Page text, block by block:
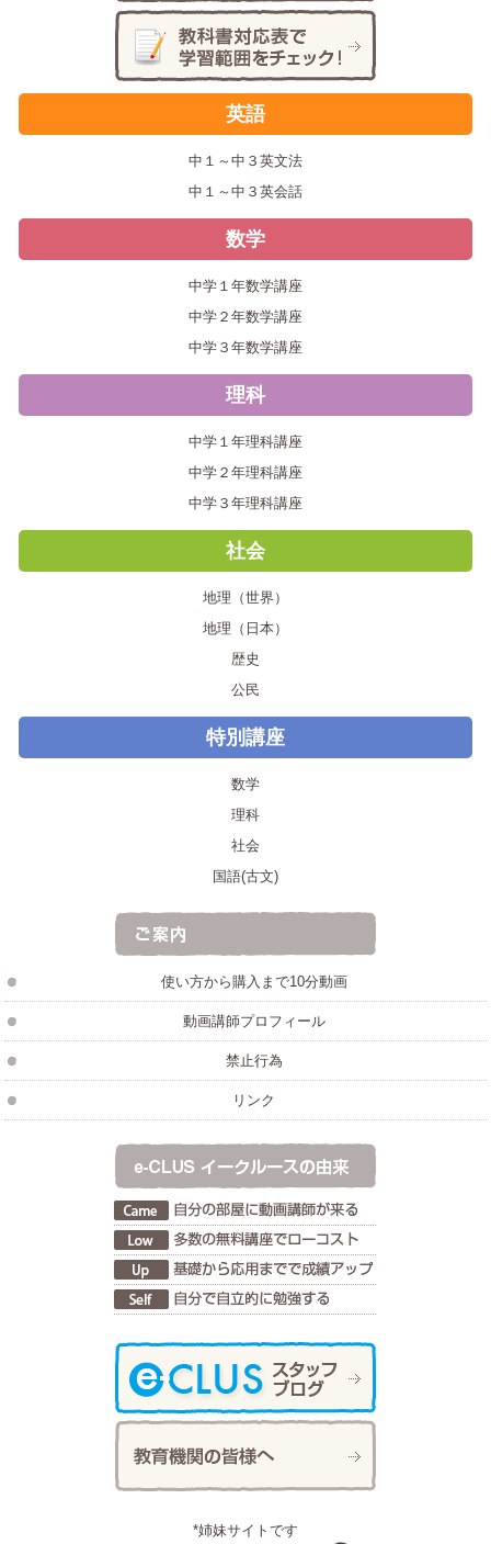
英語
中１～中３英文法
中１～中３英会話
数学
中学１年数学講座
中学２年数学講座
中学３年数学講座
理科
中学１年理科講座
中学２年理科講座
中学３年理科講座
社会
地理（世界）
地理（日本）
歴史
公民
特別講座
数学
理科
社会
国語(古文)
使い方から購入まで10分動画
動画講師プロフィール
禁止行為
リンク
*姉妹サイトです